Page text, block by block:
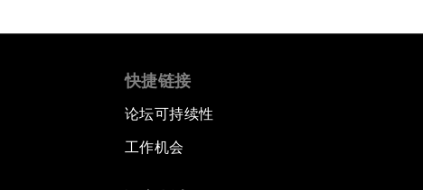
快捷链接
论坛可持续性
工作机会